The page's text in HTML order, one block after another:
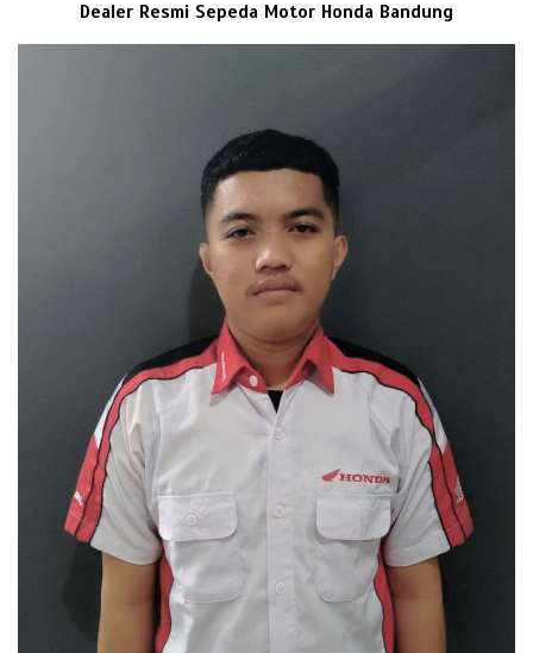
Dealer Resmi Sepeda Motor Honda Bandung